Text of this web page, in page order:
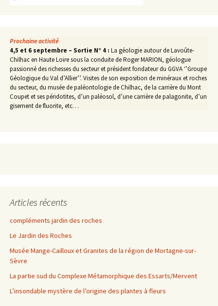
Prochaine activité
4,5 et 6 septembre – Sortie N° 4 : La géologie autour de Lavoûte-
Chilhac en Haute Loire sous la conduite de Roger MARION, géologue
passionné des richesses du secteur et président fondateur du GGVA ‘’Groupe
Géologique du Val d’Allier’’. Visites de son exposition de minéraux et roches
du secteur, du musée de paléontologie de Chilhac, de la carrière du Mont
Coupet et ses péridotites, d’un paléosol, d’une carrière de palagonite, d’un
gisement de fluorite, etc…
Articles récents
compléments jardin des roches
Le Jardin des Roches
Musée Mange-Cailloux et Granites de la région de Mortagne-sur-
Sèvre
La partie sud du Complexe Métamorphique des Essarts/Mervent
L’insondable mystère de l’origine des plantes à fleurs